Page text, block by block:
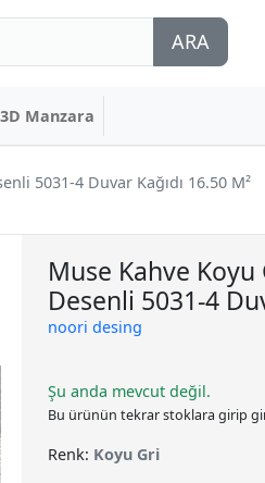
ARA
3D Manzara
5031-4 Duvar Kağıdı 16.50 M²
Muse Kahve
Desenli 5031-4
noori desing
Şu anda mevcut değil.
Bu ürünün tekrar stoklara girip
Renk: Koyu Gri